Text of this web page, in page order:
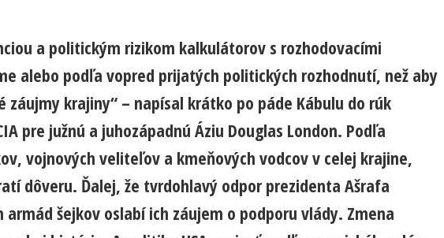
a politickým rizikom kalkulátorov s rozhodovacími
alebo podľa vopred prijatých politických rozhodnutí, než aby
krajiny“ – napísal krátko po páde Kábulu do rúk
pre južnú a juhozápadnú Áziu Douglas London. Podľa
vojnových veliteľov a kmeňových vodcov v celej krajine,
dôveru. Ďalej, že tvrdohlavý odpor prezidenta Ašrafa
šejkov oslabí ich záujem o podporu vlády. Zmena